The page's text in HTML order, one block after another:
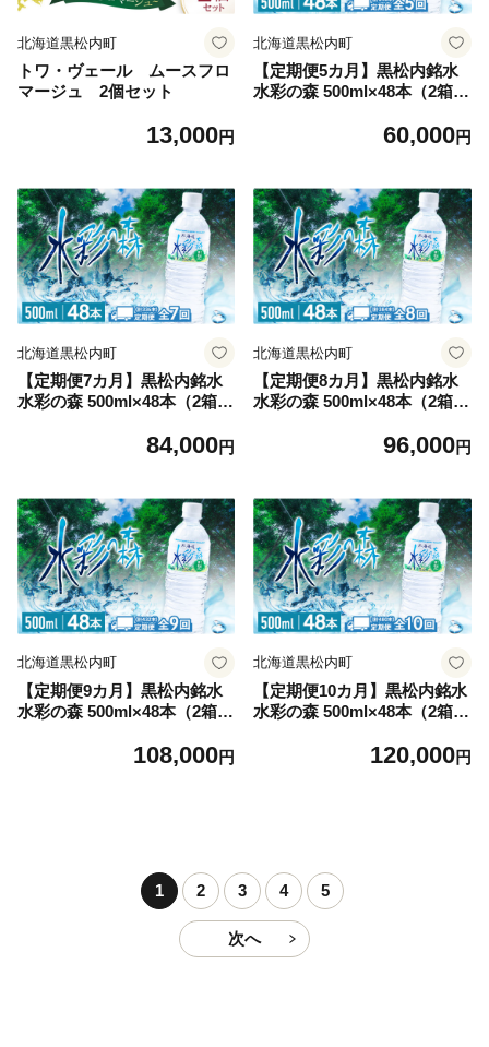
北海道黒松内町
トワ・ヴェール ムースフロ
マージュ 2個セット
13,000円
北海道黒松内町
【定期便5カ月】黒松内銘水
水彩の森 500ml×48本（2箱）
60,000円
北海道黒松内町
【定期便7カ月】黒松内銘水
水彩の森 500ml×48本（2箱）
84,000円
北海道黒松内町
【定期便8カ月】黒松内銘水
水彩の森 500ml×48本（2箱）
96,000円
北海道黒松内町
【定期便9カ月】黒松内銘水
水彩の森 500ml×48本（2箱）
108,000円
北海道黒松内町
【定期便10カ月】黒松内銘水
水彩の森 500ml×48本（2箱）
120,000円
1 2 3 4 5
次へ